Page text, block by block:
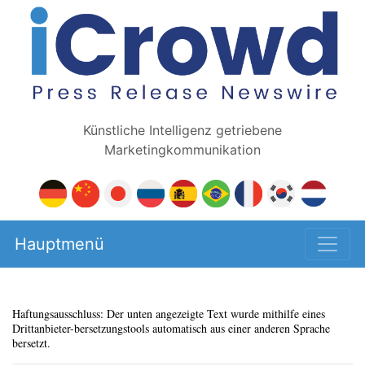
Künstliche Intelligenz getriebene
Marketingkommunikation
Hauptmenü
Haftungsausschluss: Der unten angezeigte Text wurde mithilfe eines
Drittanbieter-bersetzungstools automatisch aus einer anderen Sprache
bersetzt.